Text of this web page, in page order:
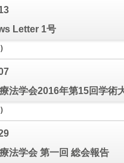
Letter 1号
法学会2016年第15回学術
法学会 第一回 総会報告